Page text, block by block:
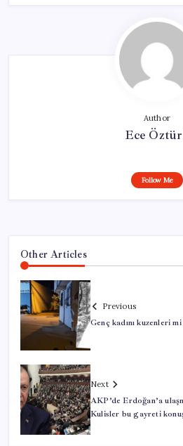
Author
Ece
Follow Me
Other Articles
Previous
Genç kadını kuzenleri mi
Next
AKP’de Erdoğan’a
Kulisler bu gayreti